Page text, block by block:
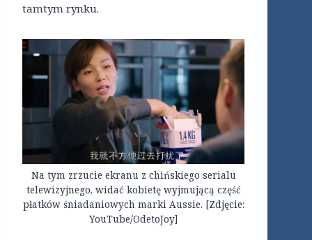
tamtym rynku.
Na tym zrzucie ekranu z chińskiego serialu
telewizyjnego, widać kobietę wyjmującą część
płatków śniadaniowych marki Aussie. [Zdjęcie:
YouTube/OdetoJoy]